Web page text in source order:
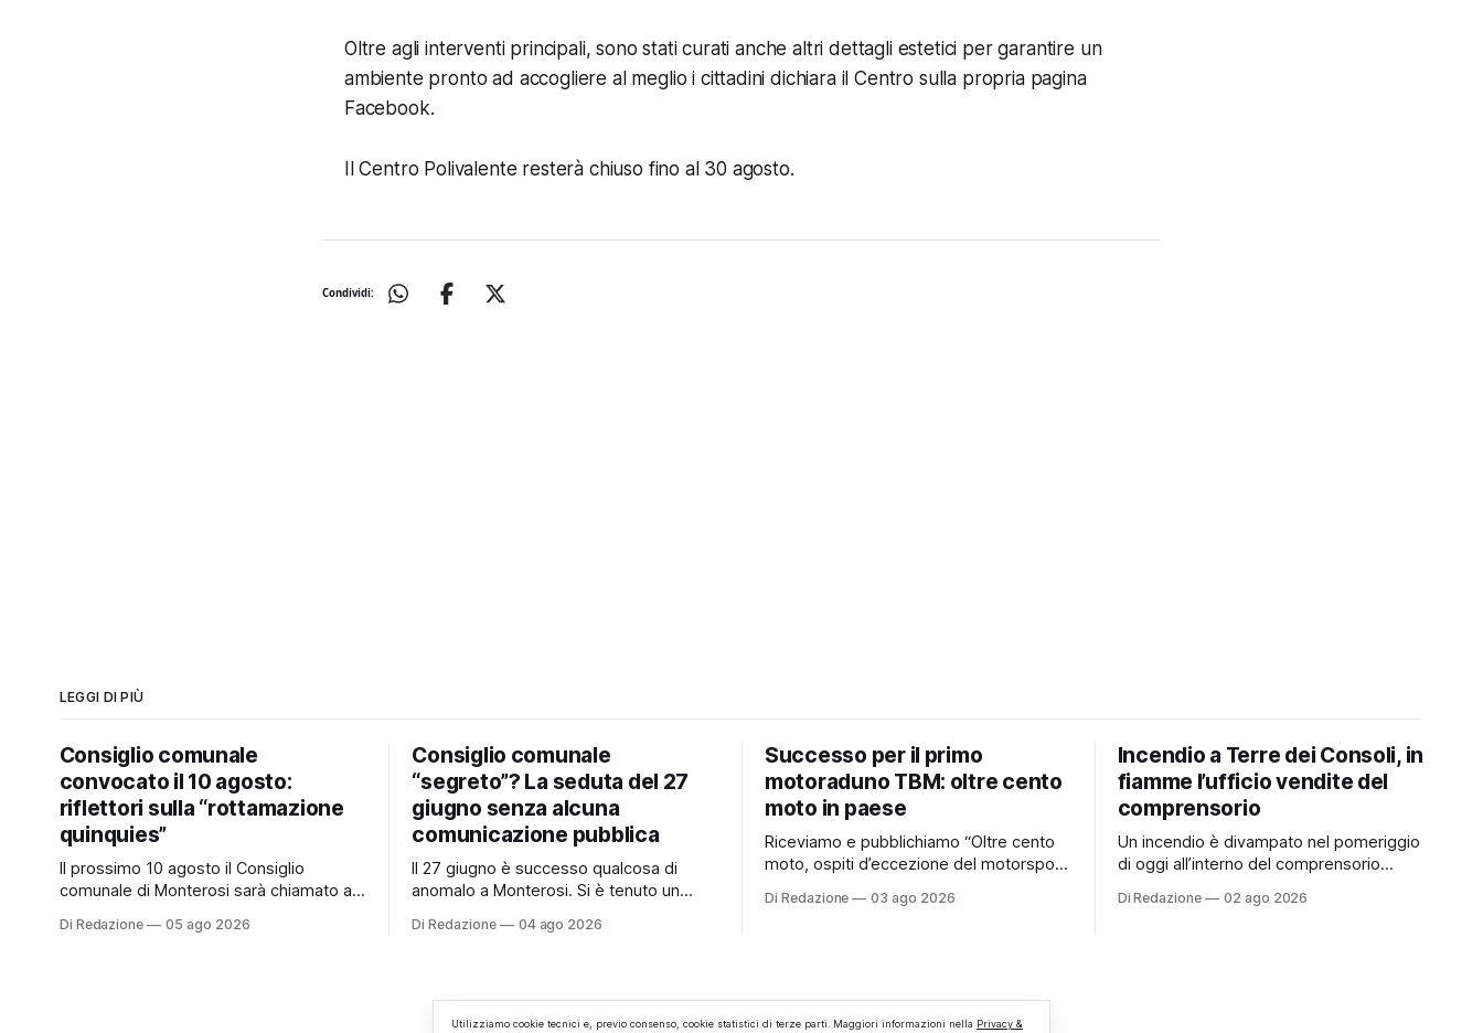
Oltre agli interventi principali, sono stati curati anche altri dettagli estetici per garantire un
ambiente pronto ad accogliere al meglio i cittadini dichiara il Centro sulla propria pagina
Facebook.
Il Centro Polivalente resterà chiuso fino al 30 agosto.
Condividi:
LEGGI DI PIÙ
Consiglio comunale
convocato il 10 agosto:
riflettori sulla “rottamazione
quinquies”
Il prossimo 10 agosto il Consiglio
comunale di Monterosi sarà chiamato a
incidere concretamente sulle tasche di
Di Redazione 05 ago 2026
Consiglio comunale
“segreto”? La seduta del 27
giugno senza alcuna
comunicazione pubblica
Il 27 giugno è successo qualcosa di
anomalo a Monterosi. Si è tenuto un
a quanto verificato da Monterosi24, non
Un’anomalia che merita spiegazioni. Il
Consiglio comunale è, per sua natura,
Di Redazione 04 ago 2026
Successo per il primo
motoraduno TBM: oltre cento
moto in paese
Riceviamo e pubblichiamo “Oltre cento
moto, ospiti d’eccezione del motorsport
hanno caratterizzato il primo
richiamando appassionati delle due
ruote da tutto il Lazio e dalle regioni
Di Redazione 03 ago 2026
Incendio a Terre dei Consoli, in
fiamme l’ufficio vendite del
comprensorio
Un incendio è divampato nel pomeriggio
di oggi all’interno del comprensorio
informazioni, ad essere interessata dalle
Di Redazione 02 ago 2026
Utilizziamo cookie tecnici e, previo consenso, cookie statistici di terze parti. Maggiori informazioni nella Privacy &